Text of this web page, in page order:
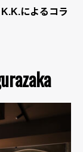
によるコラ